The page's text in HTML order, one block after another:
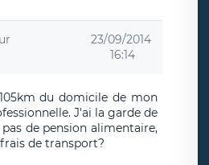
23/09/2014
16:14
du domicile de mon
J'ai la garde de
de pension alimentaire,
de transport?